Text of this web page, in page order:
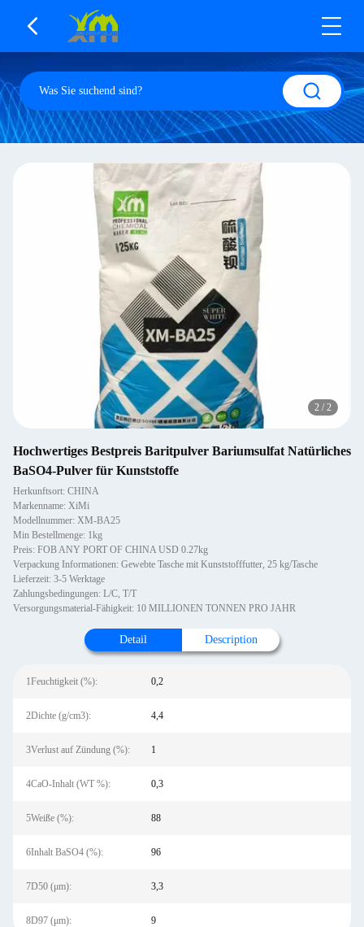
2 / 2
Hochwertiges Bestpreis Baritpulver Bariumsulfat Natürliches
BaSO4-Pulver für Kunststoffe
Herkunftsort: CHINA
Markenname: XiMi
Modellnummer: XM-BA25
Min Bestellmenge: 1kg
Preis: FOB ANY PORT OF CHINA USD 0.27kg
Verpackung Informationen: Gewebte Tasche mit Kunststofffutter, 25 kg/Tasche
Lieferzeit: 3-5 Werktage
Zahlungsbedingungen: L/C, T/T
Versorgungsmaterial-Fähigkeit: 10 MILLIONEN TONNEN PRO JAHR
Detail Description
1Feuchtigkeit (%): 0,2
2Dichte (g/cm3): 4,4
3Verlust auf Zündung (%): 1
4CaO-Inhalt (WT %): 0,3
5Weiße (%): 88
6Inhalt BaSO4 (%): 96
7D50 (μm): 3,3
8D97 (μm): 9